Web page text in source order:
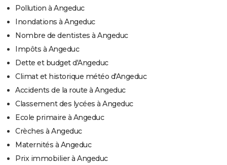
Pollution à Angeduc
Inondations à Angeduc
Nombre de dentistes à Angeduc
Impôts à Angeduc
Dette et budget d'Angeduc
Climat et historique météo d'Angeduc
Accidents de la route à Angeduc
Classement des lycées à Angeduc
Ecole primaire à Angeduc
Crèches à Angeduc
Maternités à Angeduc
Prix immobilier à Angeduc